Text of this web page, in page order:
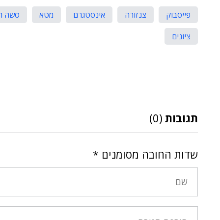
פייסבוק צנזורה אינסטגרם מטא סשה
ציונים
תגובות (0)
שדות החובה מסומנים *